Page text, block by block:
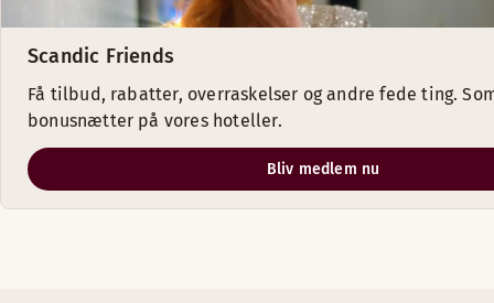
Scandic Friends
Få tilbud, rabatter, overraskelser og andre fede ting.
bonusnætter på vores hoteller.
Bliv medlem nu